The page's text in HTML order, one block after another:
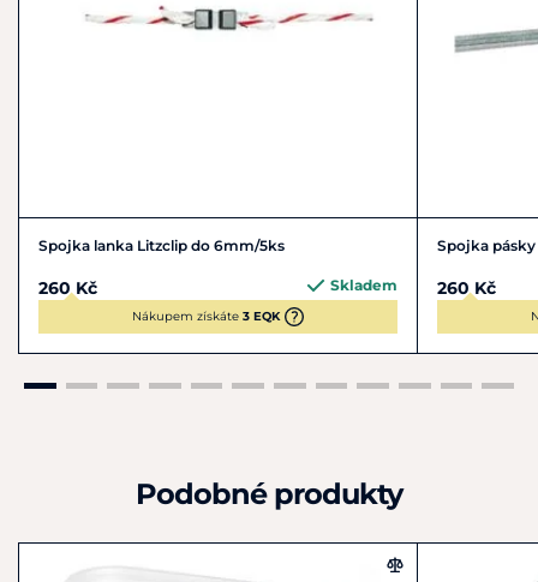
Spojka lanka Litzclip do 6mm/5ks
260 Kč Skladem
Nákupem získáte 3 EQK
Spojka
260 Kč
Podobné produkty